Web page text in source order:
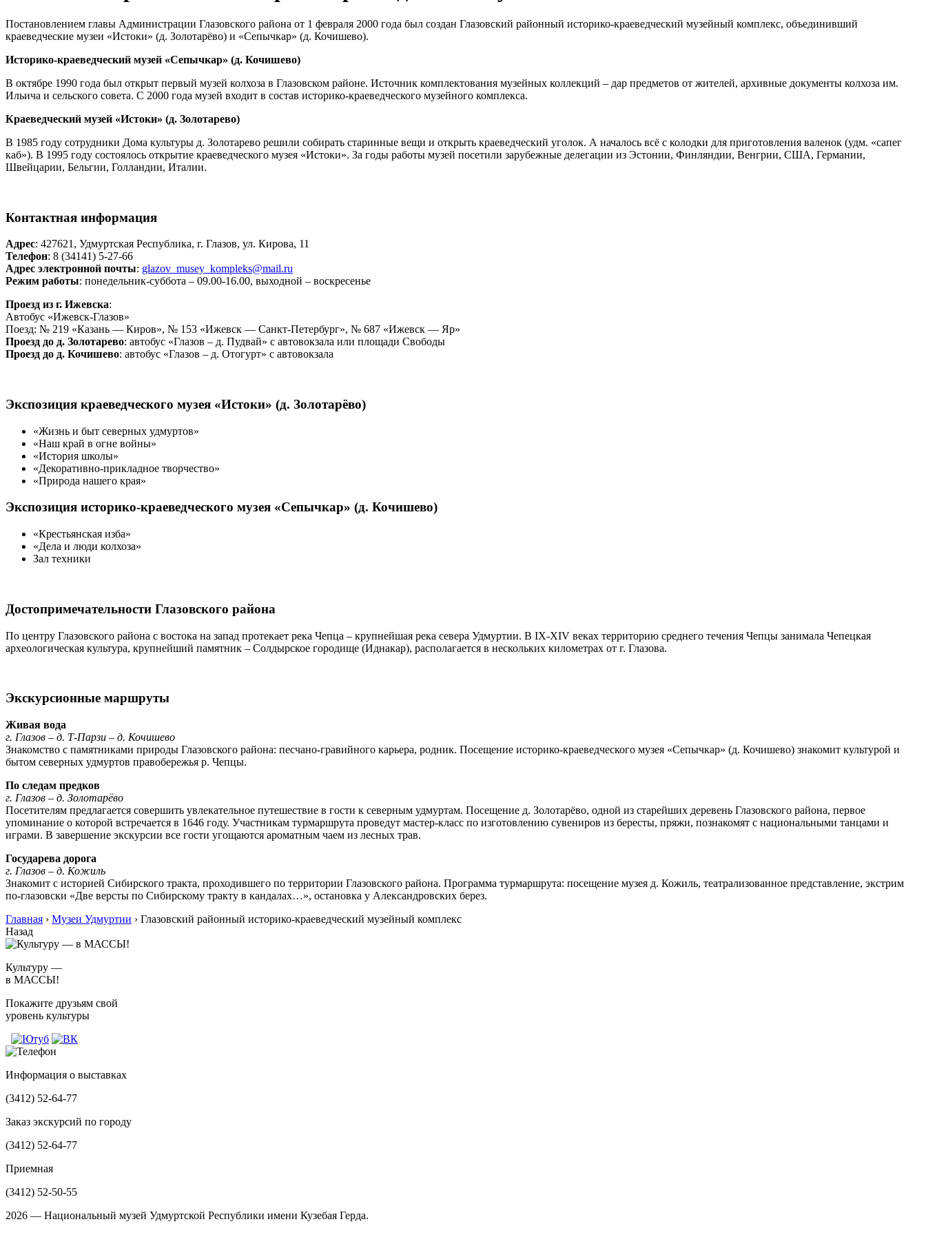
Постановлением главы Администрации Глазовского района от 1 февраля 2000 года был создан Глазовский районный историко-краеведческий музейный комплекс, объединивший
краеведческие музеи «Истоки» (д. Золотарёво) и «Сепычкар» (д. Кочишево).
Историко-краеведческий музей «Сепычкар» (д. Кочишево)
В октябре 1990 года был открыт первый музей колхоза в Глазовском районе. Источник комплектования музейных коллекций – дар предметов от жителей, архивные документы колхоза им.
Ильича и сельского совета. С 2000 года музей входит в состав историко-краеведческого музейного комплекса.
Краеведческий музей «Истоки» (д. Золотарево)
В 1985 году сотрудники Дома культуры д. Золотарево решили собирать старинные вещи и открыть краеведческий уголок. А началось всё с колодки для приготовления валенок (удм. «сапег
каб»). В 1995 году состоялось открытие краеведческого музея «Истоки». За годы работы музей посетили зарубежные делегации из Эстонии, Финляндии, Венгрии, США, Германии,
Швейцарии, Бельгии, Голландии, Италии.
Контактная информация
Адрес: 427621, Удмуртская Республика, г. Глазов, ул. Кирова, 11
Телефон: 8 (34141) 5-27-66
Адрес электронной почты: glazov_musey_kompleks@mail.ru
Режим работы: понедельник-суббота – 09.00-16.00, выходной – воскресенье
Проезд из г. Ижевска:
Автобус «Ижевск-Глазов»
Поезд: № 219 «Казань — Киров», № 153 «Ижевск — Санкт-Петербург», № 687 «Ижевск — Яр»
Проезд до д. Золотарево: автобус «Глазов – д. Пудвай» с автовокзала или площади Свободы
Проезд до д. Кочишево: автобус «Глазов – д. Отогурт» с автовокзала
Экспозиция краеведческого музея «Истоки» (д. Золотарёво)
«Жизнь и быт северных удмуртов»
«Наш край в огне войны»
«История школы»
«Декоративно-прикладное творчество»
«Природа нашего края»
Экспозиция историко-краеведческого музея «Сепычкар» (д. Кочишево)
«Крестьянская изба»
«Дела и люди колхоза»
Зал техники
Достопримечательности Глазовского района
По центру Глазовского района с востока на запад протекает река Чепца – крупнейшая река севера Удмуртии. В IX-XIV веках территорию среднего течения Чепцы занимала Чепецкая
археологическая культура, крупнейший памятник – Солдырское городище (Иднакар), располагается в нескольких километрах от г. Глазова.
Экскурсионные маршруты
Живая вода
г. Глазов – д. Т-Парзи – д. Кочишево
Знакомство с памятниками природы Глазовского района: песчано-гравийного карьера, родник. Посещение историко-краеведческого музея «Сепычкар» (д. Кочишево) знакомит культурой и
бытом северных удмуртов правобережья р. Чепцы.
По следам предков
г. Глазов – д. Золотарёво
Посетителям предлагается совершить увлекательное путешествие в гости к северным удмуртам. Посещение д. Золотарёво, одной из старейших деревень Глазовского района, первое
упоминание о которой встречается в 1646 году. Участникам турмаршрута проведут мастер-класс по изготовлению сувениров из бересты, пряжи, познакомят с национальными танцами и
играми. В завершение экскурсии все гости угощаются ароматным чаем из лесных трав.
Государева дорога
г. Глазов – д. Кожиль
Знакомит с историей Сибирского тракта, проходившего по территории Глазовского района. Программа турмаршрута: посещение музея д. Кожиль, театрализованное представление, экстрим
по-глазовски «Две версты по Сибирскому тракту в кандалах…», остановка у Александровских берез.
Главная › Музеи Удмуртии › Глазовский районный историко-краеведческий музейный комплекс
Назад
Культуру —
в МАССЫ!
Покажите друзьям свой
уровень культуры
Информация о выставках
(3412) 52-64-77
Заказ экскурсий по городу
(3412) 52-64-77
Приемная
(3412) 52-50-55
2026 — Национальный музей Удмуртской Республики имени Кузебая Герда.